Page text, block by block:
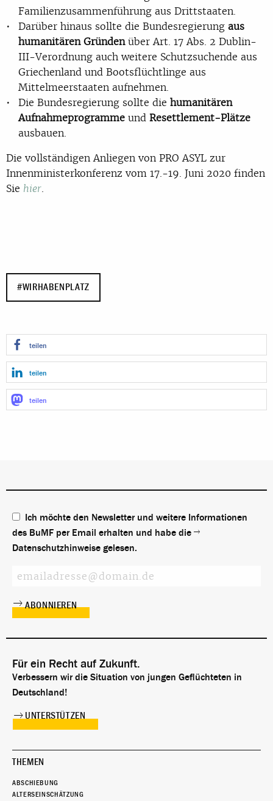
Familienzusammenführung aus Drittstaaten.
Darüber hinaus sollte die Bundesregierung aus
humanitären Gründenüber Art. 17 Abs. 2 Dublin-
III-Verordnung auch weitere Schutzsuchende aus
Griechenland und Bootsflüchtlinge aus
Mittelmeerstaaten aufnehmen.
Die Bundesregierung sollte die humanitären
Aufnahmeprogramme und Resettlement-Plätze
ausbauen.
Die vollständigen Anliegen von PRO ASYL zur
Innenministerkonferenz vom 17.-19. Juni 2020 finden
Sie hier.
#WIRHABENPLATZ
teilen
teilen
teilen
Ich möchte den Newsletter und weitere Informationen
des BuMF per Email erhalten und habe die
Datenschutzhinweise gelesen.
Für ein Recht auf Zukunft.
Verbessern wir die Situation von jungen Geflüchteten in
Deutschland!
UNTERSTÜTZEN
THEMEN
ABSCHIEBUNG
ALTERSEINSCHÄTZUNG